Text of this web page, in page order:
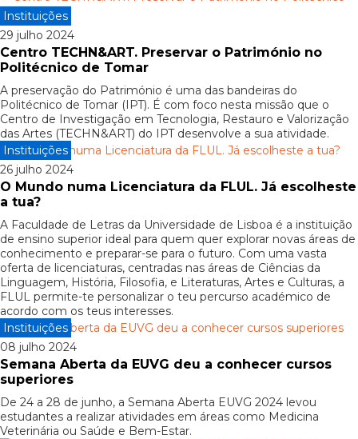
Instituições
29 julho 2024
Centro TECHN&ART. Preservar o Património no
Politécnico de Tomar
A preservação do Património é uma das bandeiras do
Politécnico de Tomar (IPT). É com foco nesta missão que o
Centro de Investigação em Tecnologia, Restauro e Valorização
das Artes (TECHN&ART) do IPT desenvolve a sua atividade.
Instituições
26 julho 2024
O Mundo numa Licenciatura da FLUL. Já escolheste
a tua?
A Faculdade de Letras da Universidade de Lisboa é a instituição
de ensino superior ideal para quem quer explorar novas áreas de
conhecimento e preparar-se para o futuro. Com uma vasta
oferta de licenciaturas, centradas nas áreas de Ciências da
Linguagem, História, Filosofia, e Literaturas, Artes e Culturas, a
FLUL permite-te personalizar o teu percurso académico de
acordo com os teus interesses.
Instituições
08 julho 2024
Semana Aberta da EUVG deu a conhecer cursos
superiores
De 24 a 28 de junho, a Semana Aberta EUVG 2024 levou
estudantes a realizar atividades em áreas como Medicina
Veterinária ou Saúde e Bem-Estar.